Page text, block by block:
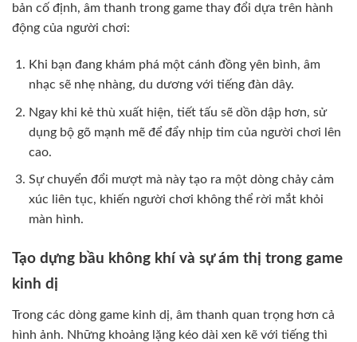
bản cố định, âm thanh trong game thay đổi dựa trên hành
động của người chơi:
Khi bạn đang khám phá một cánh đồng yên bình, âm
nhạc sẽ nhẹ nhàng, du dương với tiếng đàn dây.
Ngay khi kẻ thù xuất hiện, tiết tấu sẽ dồn dập hơn, sử
dụng bộ gõ mạnh mẽ để đẩy nhịp tim của người chơi lên
cao.
Sự chuyển đổi mượt mà này tạo ra một dòng chảy cảm
xúc liên tục, khiến người chơi không thể rời mắt khỏi
màn hình.
Tạo dựng bầu không khí và sự ám thị trong game
kinh dị
Trong các dòng game kinh dị, âm thanh quan trọng hơn cả
hình ảnh. Những khoảng lặng kéo dài xen kẽ với tiếng thì